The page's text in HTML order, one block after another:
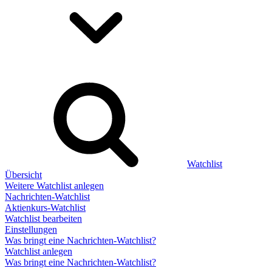
Watchlist
Übersicht
Weitere Watchlist anlegen
Nachrichten-Watchlist
Aktienkurs-Watchlist
Watchlist bearbeiten
Einstellungen
Was bringt eine Nachrichten-Watchlist?
Watchlist anlegen
Was bringt eine Nachrichten-Watchlist?